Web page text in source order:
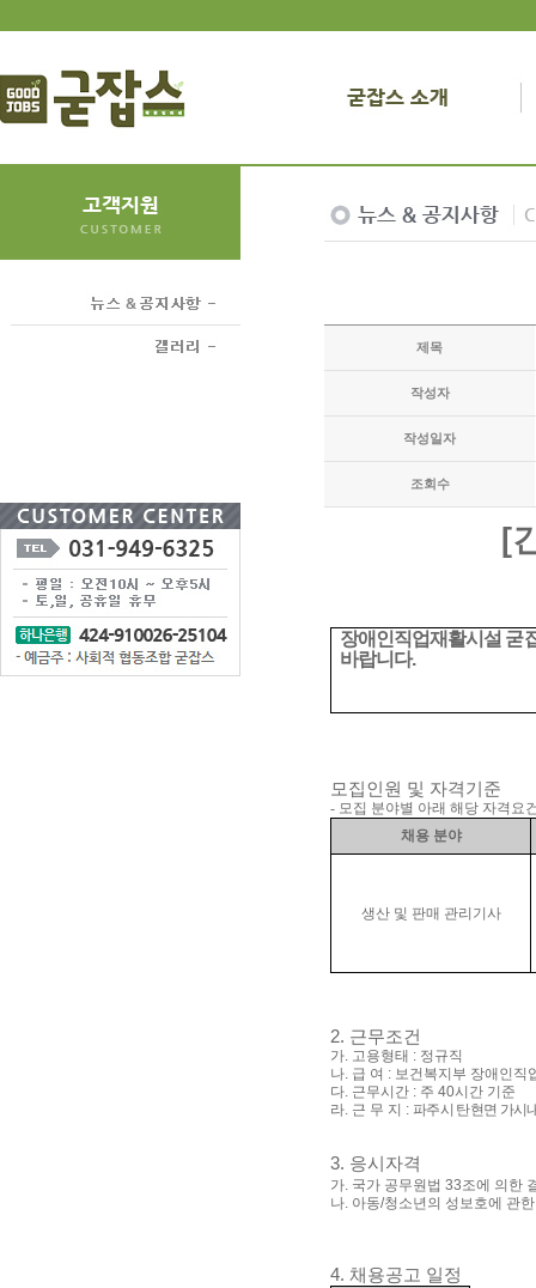
제목
작성자
작성일자
조회수
[
장애인직업재활시설 굳
바랍니다.
모집인원 및 자격기준
- 모집 분야별 아래 해당 자격요
채용 분야
생산 및 판매 관리기사
2. 근무조건
가. 고용형태 : 정규직
나. 급 여 : 보건복지부 장애인직
다. 근무시간 : 주 40시간 기준
라. 근 무 지 : 파주시 탄현면 가시
3. 응시자격
가. 국가 공무원법 33조에 의한
나. 아동/청소년의 성보호에 관
4. 채용공고 일정